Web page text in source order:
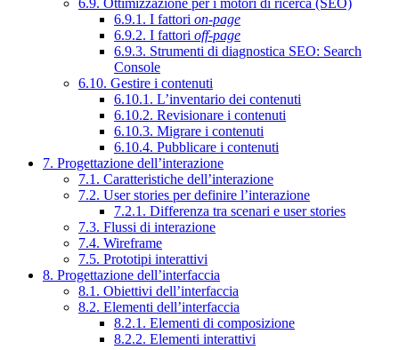
6.9.1. I fattori on-page
6.9.2. I fattori off-page
6.9.3. Strumenti di diagnostica SEO: Search
Console
6.10. Gestire i contenuti
6.10.1. L’inventario dei contenuti
6.10.2. Revisionare i contenuti
6.10.3. Migrare i contenuti
6.10.4. Pubblicare i contenuti
7. Progettazione dell’interazione
7.1. Caratteristiche dell’interazione
7.2. User stories per definire l’interazione
7.2.1. Differenza tra scenari e user stories
7.3. Flussi di interazione
7.4. Wireframe
7.5. Prototipi interattivi
8. Progettazione dell’interfaccia
8.1. Obiettivi dell’interfaccia
8.2. Elementi dell’interfaccia
8.2.1. Elementi di composizione
8.2.2. Elementi interattivi